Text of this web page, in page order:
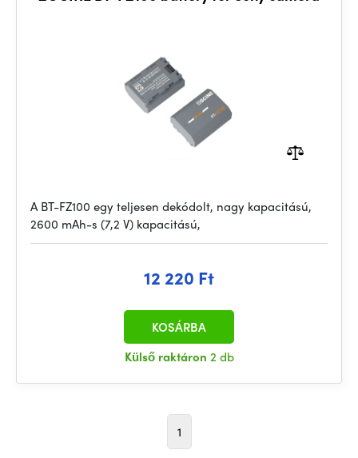
A BT-FZ100 egy teljesen dekódolt, nagy kapacitású,
2600 mAh-s (7,2 V) kapacitású,
12 220 Ft
Külső raktáron 2 db
KOSÁRBA
1